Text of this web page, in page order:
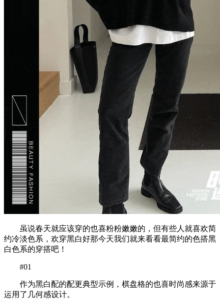
虽说春天就应该穿的也喜粉粉嫩嫩的，但有些人就喜欢简
约冷淡色系，欢穿黑白好那今天我们就来看看最简约的色搭黑
白色系的穿搭吧！
#01
作为黑白配的配更典型示例，棋盘格的也喜时尚感来源于
运用了几何感设计。